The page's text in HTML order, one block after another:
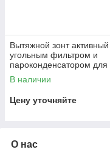
Вытяжной зонт активный
угольным фильтром и
пароконденсатором для
Alfa43 Smeg K43X
В наличии
Цену уточняйте
О нас